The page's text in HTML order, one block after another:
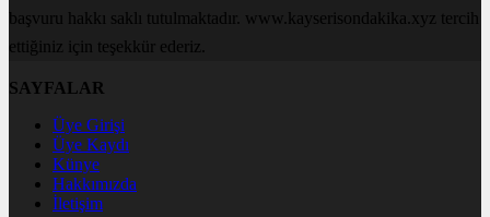
başvuru hakkı saklı tutulmaktadır. www.kayserisondakika.xyz tercih
ettiğiniz için teşekkür ederiz.
SAYFALAR
Üye Girişi
Üye Kaydı
Künye
Hakkımızda
İletişim